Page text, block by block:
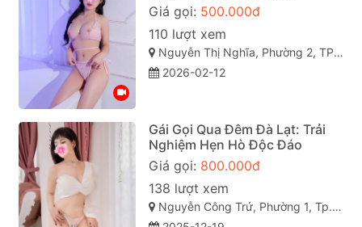
Giá gọi: 500.000đ
110 lượt xem
Nguyễn Thị Nghĩa, Phường 2, TP Đà Lạt, Lâm Đồng
2026-02-12
Gái Gọi Qua Đêm Đà Lạt: Trải
Nghiệm Hẹn Hò Độc Đáo
Giá gọi: 800.000đ
138 lượt xem
Nguyễn Công Trứ, Phường 1, Tp. Bảo Lộc, Lâm Đồng